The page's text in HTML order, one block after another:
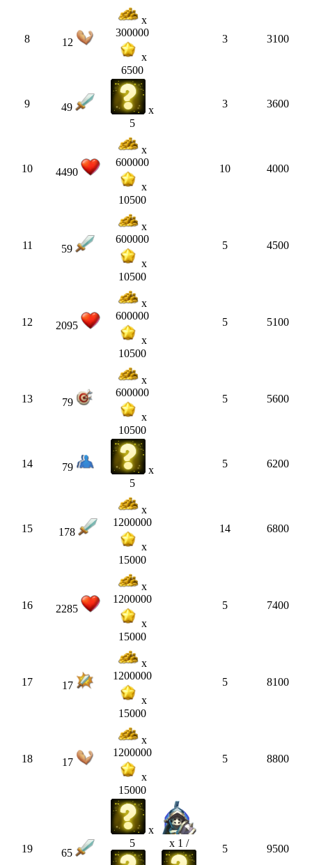
8 12
x
300000
x
6500
3 3100
9 49
x
5
3 3600
10 4490
x
600000
x
10500
10 4000
11 59
x
600000
x
10500
5 4500
12 2095
x
600000
x
10500
5 5100
13 79
x
600000
x
10500
5 5600
14 79
x
5
5 6200
15 178
x
1200000
x
15000
14 6800
16 2285
x
1200000
x
15000
5 7400
17 17
x
1200000
x
15000
5 8100
18 17
x
1200000
x
15000
5 8800
19 65
x
5
x 1 / 5 9500